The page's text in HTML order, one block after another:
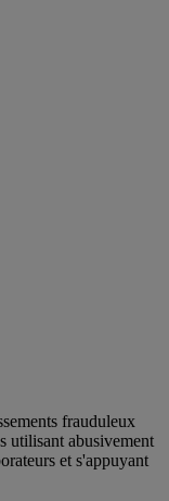
frauduleux
utilisant abusivement
et s'appuyant